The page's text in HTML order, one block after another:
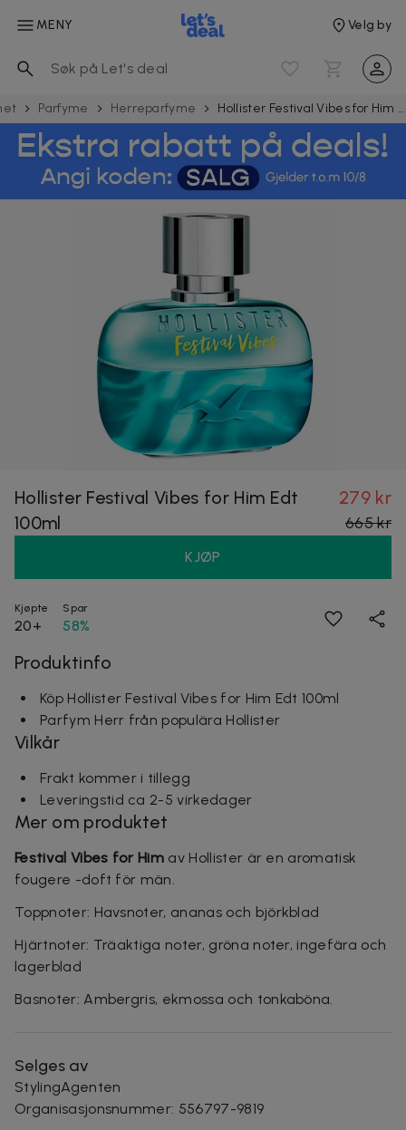
MENY Velg by
Parfyme Herreparfyme Hollister Festival Vibes for Him Edt 100ml
Hollister Festival Vibes for Him Edt
100ml
279 kr
665 kr
KJØP
Kjøpte
20+
Spar
58%
Produktinfo
Köp Hollister Festival Vibes for Him Edt 100ml
Parfym Herr från populära Hollister
Vilkår
Frakt kommer i tillegg
Leveringstid ca 2-5 virkedager
Mer om produktet
Festival Vibes for Him av Hollister är en aromatisk
fougere -doft för män.
Toppnoter: Havsnoter, ananas och björkblad
Hjärtnoter: Träaktiga noter, gröna noter, ingefära och
lagerblad
Basnoter: Ambergris, ekmossa och tonkaböna.
Selges av
StylingAgenten
Organisasjonsnummer: 556797-9819